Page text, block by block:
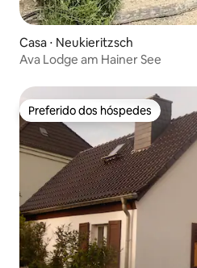
Casa ⋅ Neukieritzsch
Ava Lodge am Hainer See
Preferido dos hóspedes
Preferido dos hóspedes